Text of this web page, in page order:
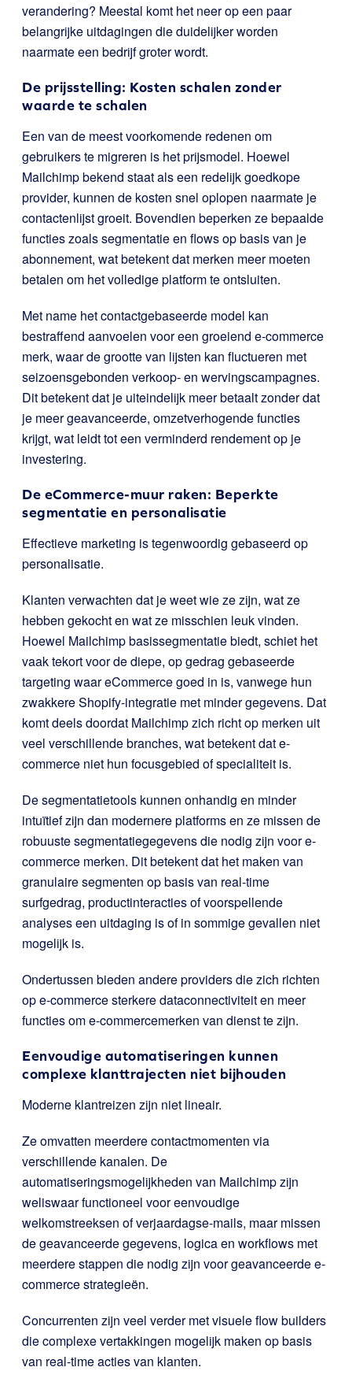
verandering? Meestal komt het neer op een paar
belangrijke uitdagingen die duidelijker worden
naarmate een bedrijf groter wordt.
De prijsstelling: Kosten schalen zonder
waarde te schalen
Een van de meest voorkomende redenen om
gebruikers te migreren is het prijsmodel. Hoewel
Mailchimp bekend staat als een redelijk goedkope
provider, kunnen de kosten snel oplopen naarmate je
contactenlijst groeit. Bovendien beperken ze bepaalde
functies zoals segmentatie en flows op basis van je
abonnement, wat betekent dat merken meer moeten
betalen om het volledige platform te ontsluiten.
Met name het contactgebaseerde model kan
bestraffend aanvoelen voor een groeiend e-commerce
merk, waar de grootte van lijsten kan fluctueren met
seizoensgebonden verkoop- en wervingscampagnes.
Dit betekent dat je uiteindelijk meer betaalt zonder dat
je meer geavanceerde, omzetverhogende functies
krijgt, wat leidt tot een verminderd rendement op je
investering.
De eCommerce-muur raken: Beperkte
segmentatie en personalisatie
Effectieve marketing is tegenwoordig gebaseerd op
personalisatie.
Klanten verwachten dat je weet wie ze zijn, wat ze
hebben gekocht en wat ze misschien leuk vinden.
Hoewel Mailchimp basissegmentatie biedt, schiet het
vaak tekort voor de diepe, op gedrag gebaseerde
targeting waar eCommerce goed in is, vanwege hun
zwakkere Shopify-integratie met minder gegevens. Dat
komt deels doordat Mailchimp zich richt op merken uit
veel verschillende branches, wat betekent dat e-
commerce niet hun focusgebied of specialiteit is.
De segmentatietools kunnen onhandig en minder
intuïtief zijn dan modernere platforms en ze missen de
robuuste segmentatiegegevens die nodig zijn voor e-
commerce merken. Dit betekent dat het maken van
granulaire segmenten op basis van real-time
surfgedrag, productinteracties of voorspellende
analyses een uitdaging is of in sommige gevallen niet
mogelijk is.
Ondertussen bieden andere providers die zich richten
op e-commerce sterkere dataconnectiviteit en meer
functies om e-commercemerken van dienst te zijn.
Eenvoudige automatiseringen kunnen
complexe klanttrajecten niet bijhouden
Moderne klantreizen zijn niet lineair.
Ze omvatten meerdere contactmomenten via
verschillende kanalen. De
automatiseringsmogelijkheden van Mailchimp zijn
weliswaar functioneel voor eenvoudige
welkomstreeksen of verjaardagse-mails, maar missen
de geavanceerde gegevens, logica en workflows met
meerdere stappen die nodig zijn voor geavanceerde e-
commerce strategieën.
Concurrenten zijn veel verder met visuele flow builders
die complexe vertakkingen mogelijk maken op basis
van real-time acties van klanten.